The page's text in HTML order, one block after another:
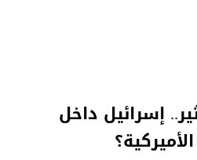
إسرائيل داخل